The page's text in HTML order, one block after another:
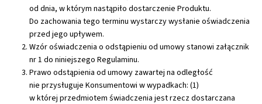
od dnia, w którym nastąpiło dostarczenie Produktu.
Do zachowania tego terminu wystarczy wysłanie oświadczenia
przed jego upływem.
Wzór oświadczenia o odstąpieniu od umowy stanowi załącznik
nr 1 do niniejszego Regulaminu.
Prawo odstąpienia od umowy zawartej na odległość
nie przysługuje Konsumentowi w wypadkach: (1)
w której przedmiotem świadczenia jest rzecz dostarczana